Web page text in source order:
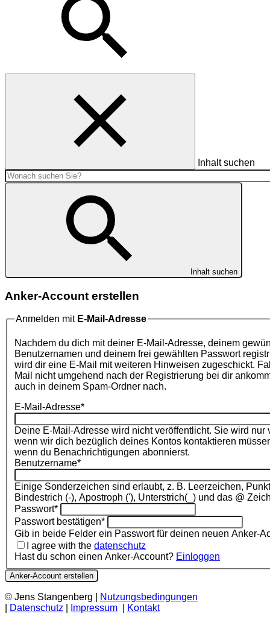
Inhalt suchen
Inhalt suchen
Anker-Account erstellen
Anmelden mit E-Mail-Adresse
Nachdem du dich mit deiner E-Mail-Adresse, deinem
Benutzernamen und deinem frei gewählten Passwort
wird dir eine E-Mail mit weiteren Hinweisen zugeschickt.
Mail nicht umgehend nach der Registrierung bei dir
auch in deinem Spam-Ordner nach.
E-Mail-Adresse*
Deine E-Mail-Adresse wird nicht veröffentlicht. Sie wird nur
wenn wir dich bezüglich deines Kontos kontaktieren
wenn du Benachrichtigungen abonnierst.
Benutzername*
Einige Sonderzeichen sind erlaubt, z. B. Leerzeichen,
Bindestrich (-), Apostroph ('), Unterstrich(_) und das @
Passwort*
Passwort bestätigen*
Gib in beide Felder ein Passwort für
I agree with the datenschutz
Hast du schon einen Anker-Account? Einloggen
Anker-Account erstellen
© Jens Stangenberg |
Nutzungsbedingungen
Datenschutz Impressum Kontakt